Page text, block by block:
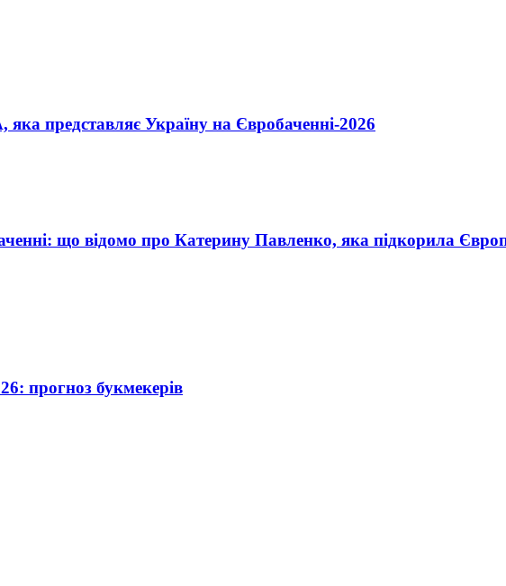
представляє Україну на Євробаченні-2026
що відомо про Катерину Павленко, яка підкорила
прогноз букмекерів